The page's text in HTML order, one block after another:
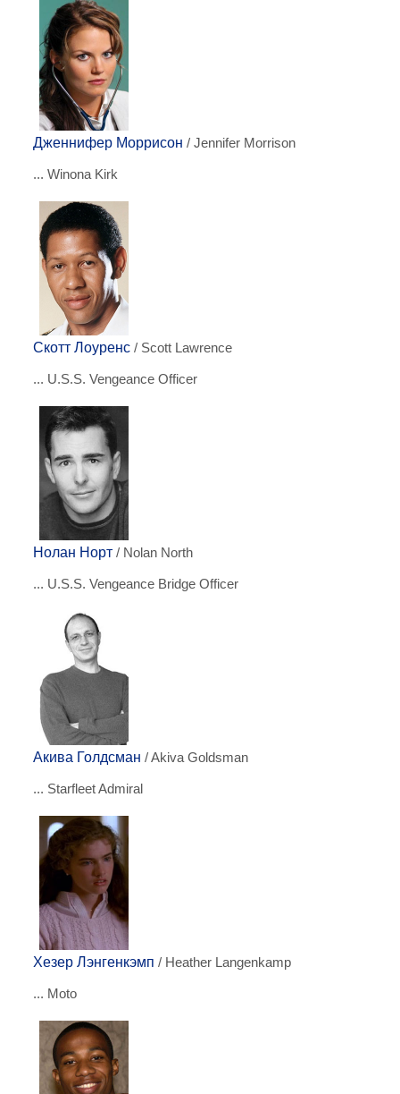
Дженнифер Моррисон / Jennifer Morrison
... Winona Kirk
Скотт Лоуренс / Scott Lawrence
... U.S.S. Vengeance Officer
Нолан Норт / Nolan North
... U.S.S. Vengeance Bridge Officer
Акива Голдсман / Akiva Goldsman
... Starfleet Admiral
Хезер Лэнгенкэмп / Heather Langenkamp
... Moto